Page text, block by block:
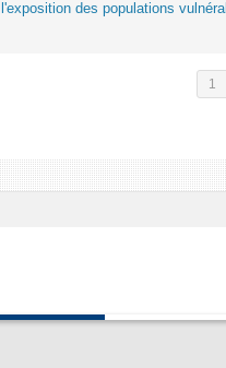
des populations
1